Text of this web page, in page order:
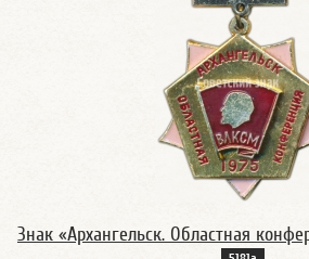
Знак «Архангельск. Областная